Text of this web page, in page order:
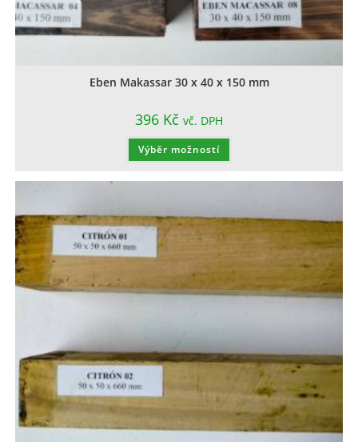
Eben Makassar 30 x 40 x 150 mm
396 Kč vč. DPH
Výběr možností